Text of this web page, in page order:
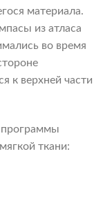
материала.
из атласа
во время
к верхней части
программы
ткани: